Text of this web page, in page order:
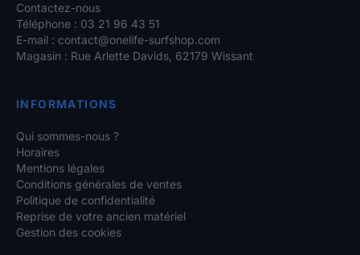
Contactez-nous
Téléphone : 03 21 96 43 51
E-mail : contact@onelife-surfshop.com
Magasin : Rue Arlette Davids, 62179 Wissant
INFORMATIONS
Qui sommes-nous ?
Horaires
Mentions légales
Conditions générales de ventes
Politique de confidentialité
Reprise de votre ancien matériel
Gestion des cookies